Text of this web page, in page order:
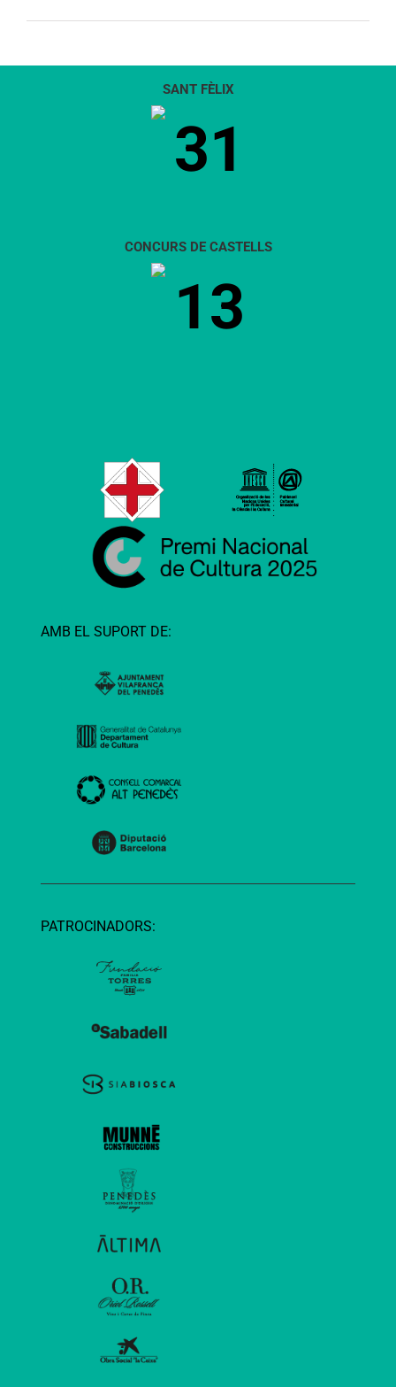
SANT FÈLIX
31
CONCURS DE CASTELLS
13
AMB EL SUPORT DE:
PATROCINADORS: